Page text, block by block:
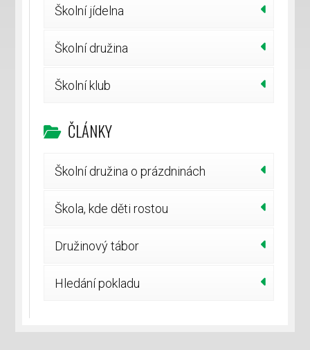
Školní jídelna
Školní družina
Školní klub
ČLÁNKY
Školní družina o prázdninách
Škola, kde děti rostou
Družinový tábor
Hledání pokladu